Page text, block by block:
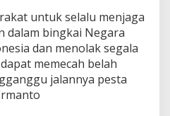
untuk selalu menjaga
dalam bingkai Negara
dan menolak segala
memecah belah
jalannya pesta